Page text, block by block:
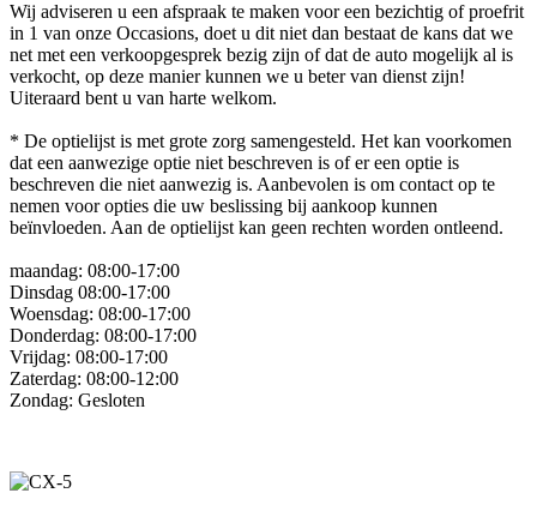
Wij adviseren u een afspraak te maken voor een bezichtig of proefrit
in 1 van onze Occasions, doet u dit niet dan bestaat de kans dat we
net met een verkoopgesprek bezig zijn of dat de auto mogelijk al is
verkocht, op deze manier kunnen we u beter van dienst zijn!
Uiteraard bent u van harte welkom.
* De optielijst is met grote zorg samengesteld. Het kan voorkomen
dat een aanwezige optie niet beschreven is of er een optie is
beschreven die niet aanwezig is. Aanbevolen is om contact op te
nemen voor opties die uw beslissing bij aankoop kunnen
beïnvloeden. Aan de optielijst kan geen rechten worden ontleend.
maandag: 08:00-17:00
Dinsdag 08:00-17:00
Woensdag: 08:00-17:00
Donderdag: 08:00-17:00
Vrijdag: 08:00-17:00
Zaterdag: 08:00-12:00
Zondag: Gesloten